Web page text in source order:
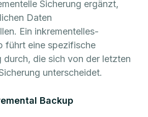
Sicherung ergänzt,
Daten
Ein inkrementelles-
führt eine spezifische
durch, die sich von der letzten
unterscheidet.
Backup